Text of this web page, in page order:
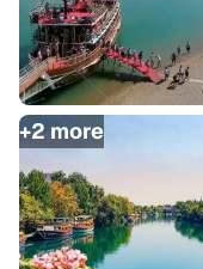
+2 more